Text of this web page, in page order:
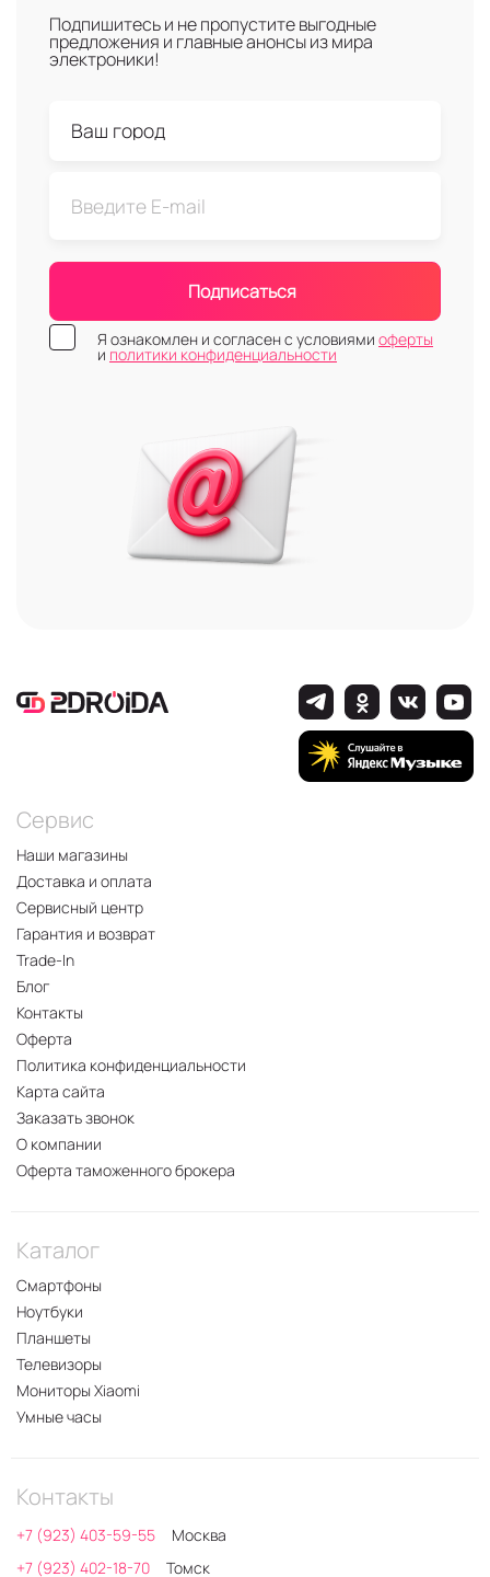
Подпишитесь и не пропустите выгодные
предложения и главные анонсы из мира
электроники!
Подписаться
Я ознакомлен и согласен с условиями оферты
и политики конфиденциальности
Сервис
Наши магазины
Доставка и оплата
Сервисный центр
Гарантия и возврат
Trade-In
Блог
Контакты
Оферта
Политика конфиденциальности
Карта сайта
Заказать звонок
О компании
Оферта таможенного брокера
Каталог
Смартфоны
Ноутбуки
Планшеты
Телевизоры
Мониторы Xiaomi
Умные часы
Контакты
+7 (923) 403-59-55
Москва
+7 (923) 402-18-70
Томск